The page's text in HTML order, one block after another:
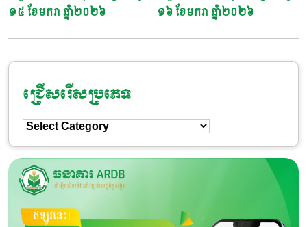
១៥ ខែមករា ឆ្នាំ២០២៦
១៦ ខែមករា ឆ្នាំ២០២៦
ជ្រើសរើសប្រភេទ
ជ្រើសរើស
ប្រភេទ